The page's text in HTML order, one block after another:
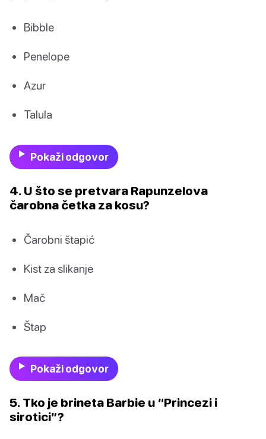
Bibble
Penelope
Azur
Talula
Pokaži odgovor
4. U što se pretvara Rapunzelova
čarobna četka za kosu?
Čarobni štapić
Kist za slikanje
Mač
Štap
Pokaži odgovor
5. Tko je brineta Barbie u “Princezi i
sirotici”?